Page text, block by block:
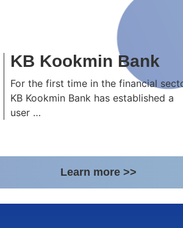
KB Kookmin Bank
For the first time in the financial
KB Kookmin Bank has established a
user …
Learn more >>